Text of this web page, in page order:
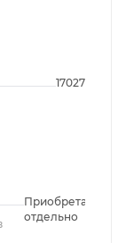
17027
Приобретается
отдельно